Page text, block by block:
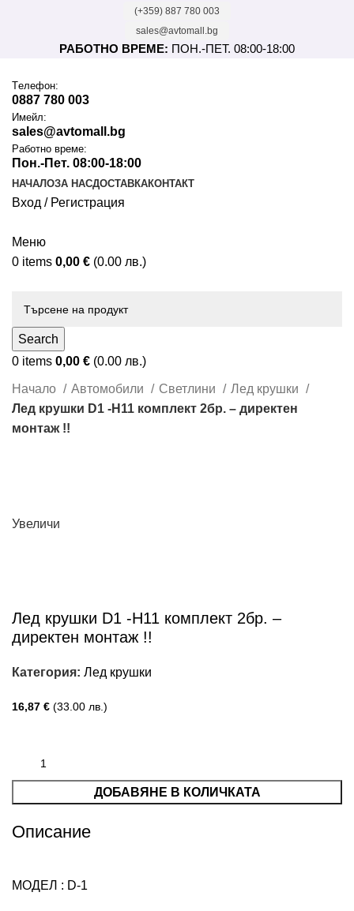
(+359) 887 780 003
sales@avtomall.bg
РАБОТНО ВРЕМЕ: ПОН.-ПЕТ. 08:00-18:00
Tелефон:
0887 780 003
Имейл:
sales@avtomall.bg
Работно време:
Пон.-Пет. 08:00-18:00
НАЧАЛОЗА НАСДОСТАВКАКОНТАКТ
Вход / Регистрация
Меню
0 items 0,00 € (0.00 лв.)
Search
0 items 0,00 € (0.00 лв.)
Начало Автомобили Светлини
Лед крушки
Лед крушки D1 -H11 комплект 2бр. – директен
монтаж !!
Увеличи
Лед крушки D1 -H11 комплект 2бр. –
директен монтаж !!
Категория: Лед крушки
16,87 € (33.00 лв.)
ДОБАВЯНЕ В КОЛИЧКАТА
Описание
МОДЕЛ : D-1